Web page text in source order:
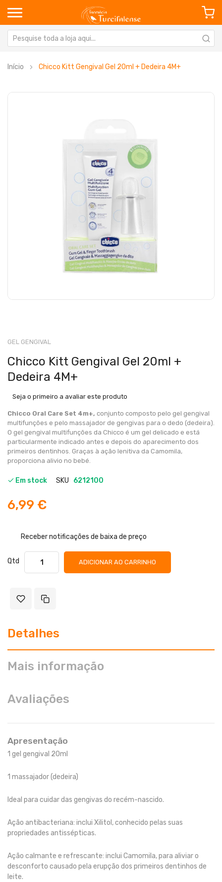
Início Chicco Kitt Gengival Gel 20ml + Dedeira 4M+
GEL GENGIVAL
Chicco Kitt Gengival Gel 20ml +
Dedeira 4M+
Seja o primeiro a avaliar este produto
Chicco Oral Care Set 4m+, conjunto composto pelo gel gengival
multifunções e pelo massajador de gengivas para o dedo (dedeira).
O gel gengival multifunções da Chicco é um gel delicado e está
particularmente indicado antes e depois do aparecimento dos
primeiros dentinhos. Graças à ação lenitiva da Camomila,
proporciona alivio no bebé.
Em stock SKU 6212100
6,99 €
Receber notificações de baixa de preço
Qtd ADICIONAR AO CARRINHO
Saltar
Detalhes
Mais informação
Avaliações
Apresentação
1 gel gengival 20ml
1 massajador (dedeira)
Ideal para cuidar das gengivas do recém-nascido.
Ação antibacteriana: inclui Xilitol, conhecido pelas suas
propriedades antissépticas.
Ação calmante e refrescante: inclui Camomila, para aliviar o
desconforto causado pela erupção dos primeiros dentinhos de
leite.